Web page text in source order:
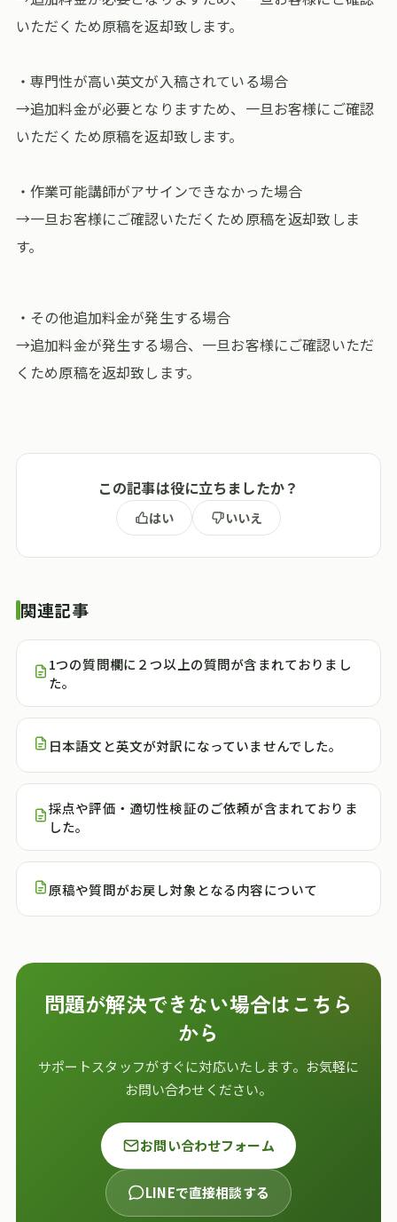
いただくため原稿を返却致します。
・専門性が高い英文が入稿されている場合
→追加料金が必要となりますため、一旦お客様にご確認
いただくため原稿を返却致します。
・作業可能講師がアサインできなかった場合
→一旦お客様にご確認いただくため原稿を返却致しま
す。
・その他追加料金が発生する場合
→追加料金が発生する場合、一旦お客様にご確認いただ
くため原稿を返却致します。
この記事は役に立ちましたか？
はい いいえ
関連記事
1つの質問欄に２つ以上の質問が含まれておりまし
た。
日本語文と英文が対訳になっていませんでした。
採点や評価・適切性検証のご依頼が含まれておりま
した。
原稿や質問がお戻し対象となる内容について
問題が解決できない場合はこちら
から
サポートスタッフがすぐに対応いたします。お気軽に
お問い合わせください。
お問い合わせフォーム
LINEで直接相談する